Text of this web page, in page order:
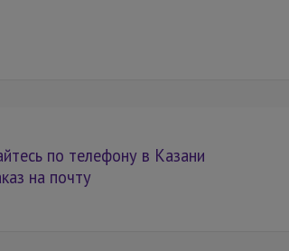
по телефону в Казани
на почту